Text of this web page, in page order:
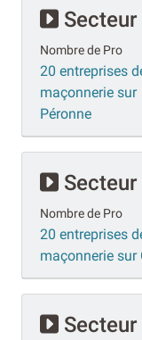
Nombre de Pro
20 entreprises
maçonnerie sur
Péronne
Nombre de Pro
20 entreprises
maçonnerie sur